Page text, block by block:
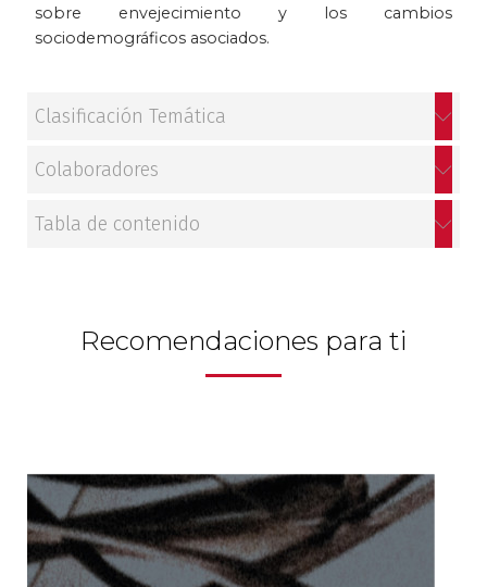
sobre envejecimiento y los cambios
sociodemográficos asociados.
Clasificación Temática
Colaboradores
Tabla de contenido
Recomendaciones para ti